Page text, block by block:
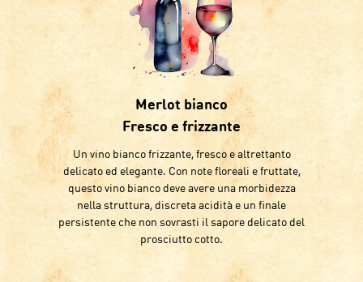
Merlot bianco
Fresco e frizzante
Un vino bianco frizzante, fresco e altrettanto
delicato ed elegante. Con note floreali e fruttate,
questo vino bianco deve avere una morbidezza
nella struttura, discreta acidità e un finale
persistente che non sovrasti il sapore delicato del
prosciutto cotto.